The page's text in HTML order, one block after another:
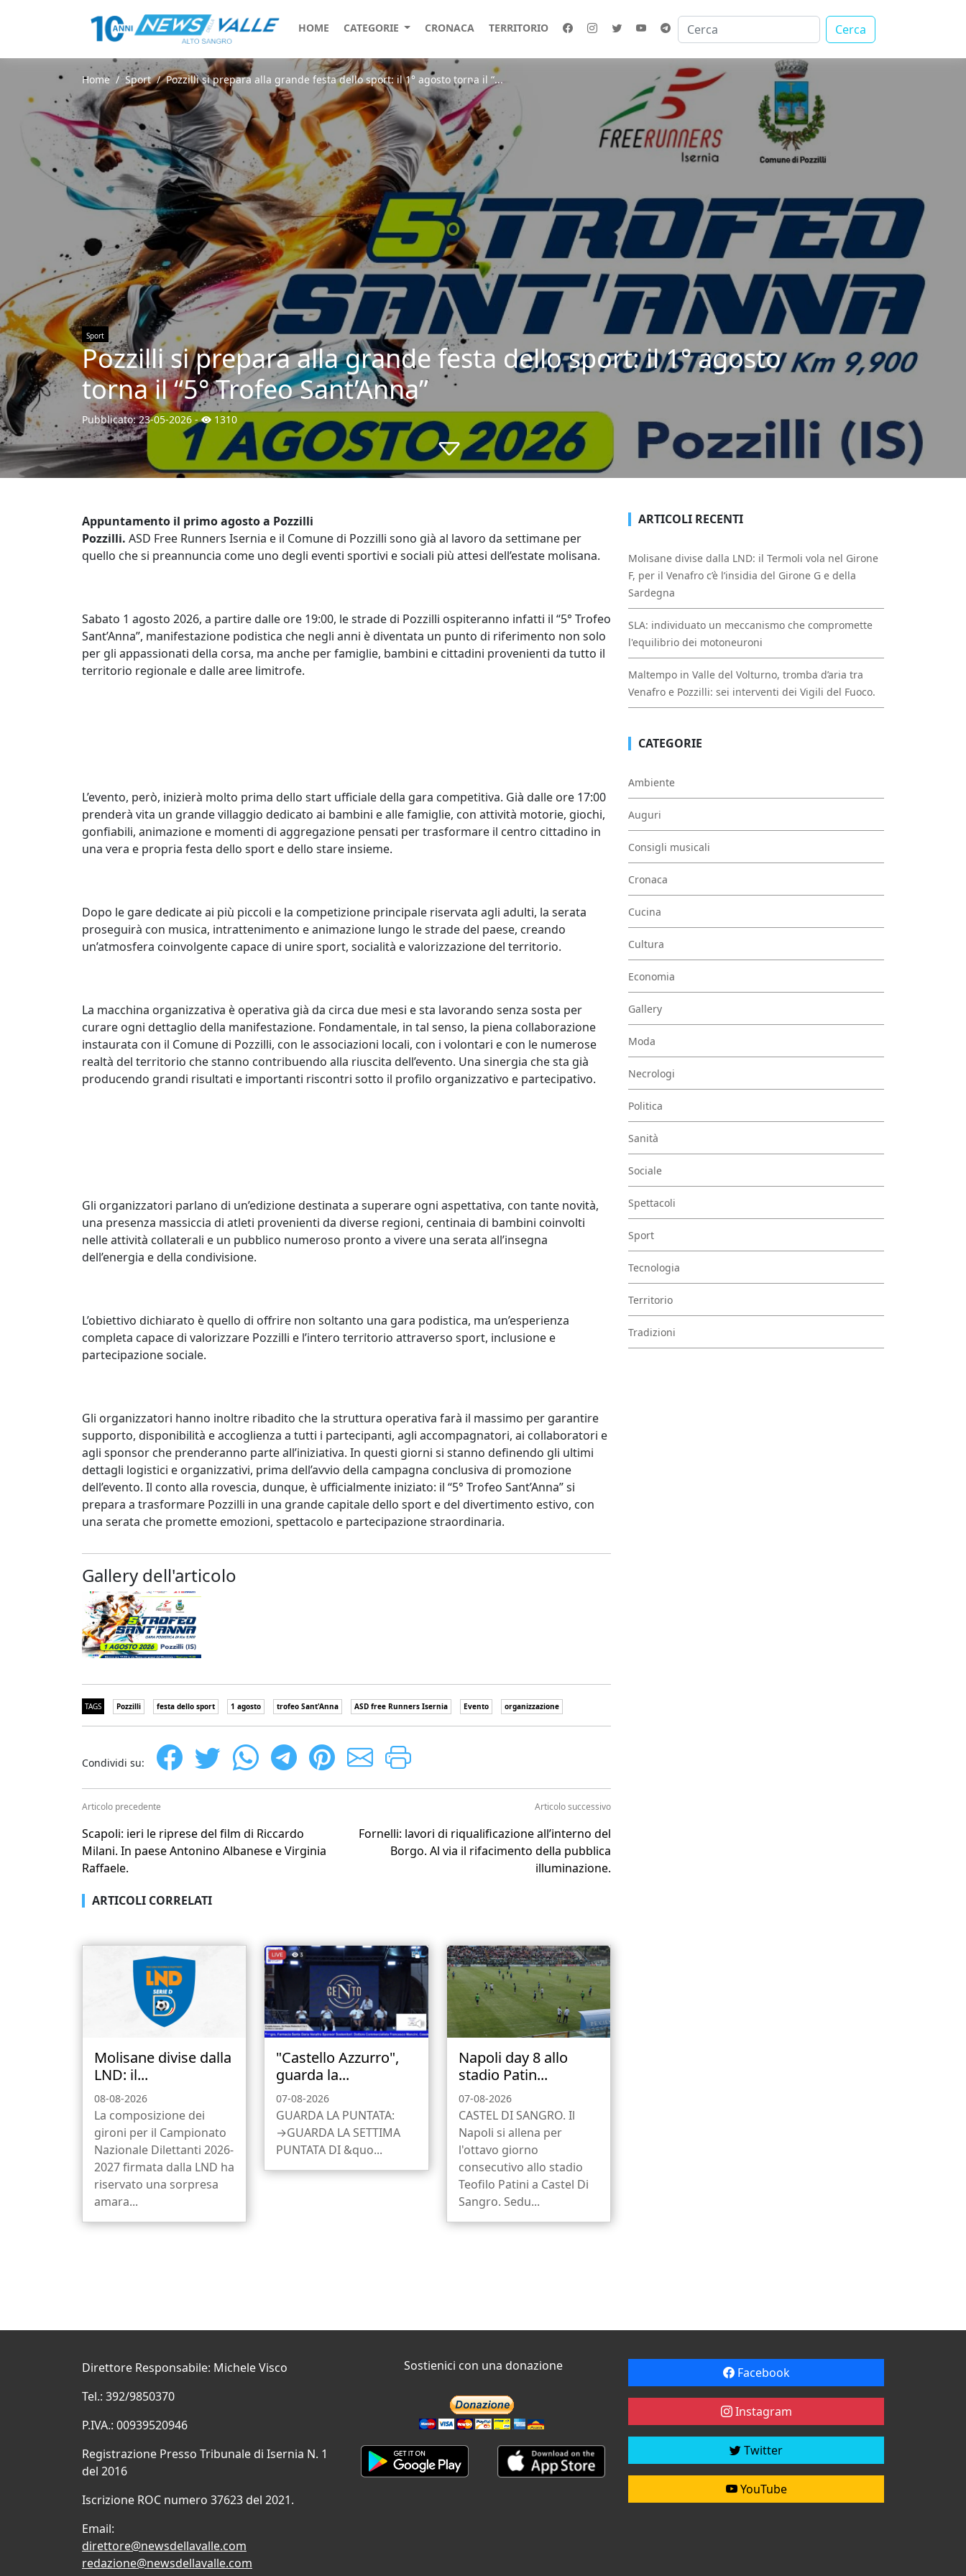
HOME CATEGORIE CRONACA TERRITORIO Cerca
Home Sport Pozzilli si prepara alla grande festa dello sport: il 1° agosto torna il “...
Sport
Pozzilli si prepara alla grande festa dello sport: il 1° agosto
torna il “5° Trofeo Sant’Anna”
Pubblicato:23-05-2026 - 1310
Appuntamento il primo agosto a Pozzilli
Pozzilli. ASD Free Runners Isernia e il Comune di Pozzilli sono già al lavoro da settimane per
quello che si preannuncia come uno degli eventi sportivi e sociali più attesi dell’estate molisana.
Sabato 1 agosto 2026, a partire dalle ore 19:00, le strade di Pozzilli ospiteranno infatti il “5° Trofeo
Sant’Anna”, manifestazione podistica che negli anni è diventata un punto di riferimento non solo
per gli appassionati della corsa, ma anche per famiglie, bambini e cittadini provenienti da tutto il
territorio regionale e dalle aree limitrofe.
L’evento, però, inizierà molto prima dello start ufficiale della gara competitiva. Già dalle ore 17:00
prenderà vita un grande villaggio dedicato ai bambini e alle famiglie, con attività motorie, giochi,
gonfiabili, animazione e momenti di aggregazione pensati per trasformare il centro cittadino in
una vera e propria festa dello sport e dello stare insieme.
Dopo le gare dedicate ai più piccoli e la competizione principale riservata agli adulti, la serata
proseguirà con musica, intrattenimento e animazione lungo le strade del paese, creando
un’atmosfera coinvolgente capace di unire sport, socialità e valorizzazione del territorio.
La macchina organizzativa è operativa già da circa due mesi e sta lavorando senza sosta per
curare ogni dettaglio della manifestazione. Fondamentale, in tal senso, la piena collaborazione
instaurata con il Comune di Pozzilli, con le associazioni locali, con i volontari e con le numerose
realtà del territorio che stanno contribuendo alla riuscita dell’evento. Una sinergia che sta già
producendo grandi risultati e importanti riscontri sotto il profilo organizzativo e partecipativo.
Gli organizzatori parlano di un’edizione destinata a superare ogni aspettativa, con tante novità,
una presenza massiccia di atleti provenienti da diverse regioni, centinaia di bambini coinvolti
nelle attività collaterali e un pubblico numeroso pronto a vivere una serata all’insegna
dell’energia e della condivisione.
L’obiettivo dichiarato è quello di offrire non soltanto una gara podistica, ma un’esperienza
completa capace di valorizzare Pozzilli e l’intero territorio attraverso sport, inclusione e
partecipazione sociale.
Gli organizzatori hanno inoltre ribadito che la struttura operativa farà il massimo per garantire
supporto, disponibilità e accoglienza a tutti i partecipanti, agli accompagnatori, ai collaboratori e
agli sponsor che prenderanno parte all’iniziativa. In questi giorni si stanno definendo gli ultimi
dettagli logistici e organizzativi, prima dell’avvio della campagna conclusiva di promozione
dell’evento. Il conto alla rovescia, dunque, è ufficialmente iniziato: il “5° Trofeo Sant’Anna” si
prepara a trasformare Pozzilli in una grande capitale dello sport e del divertimento estivo, con
una serata che promette emozioni, spettacolo e partecipazione straordinaria.
Gallery dell'articolo
TAGS Pozzilli festa dello sport 1 agosto trofeo Sant'Anna ASD free Runners Isernia Evento organizzazione
Condividi su:
Articolo precedente
Scapoli: ieri le riprese del film di Riccardo
Milani. In paese Antonino Albanese e Virginia
Raffaele.
Articolo successivo
Fornelli: lavori di riqualificazione all’interno del
Borgo. Al via il rifacimento della pubblica
illuminazione.
ARTICOLI CORRELATI
Molisane divise dalla
LND: il...
08-08-2026
La composizione dei
gironi per il Campionato
Nazionale Dilettanti 2026-
2027 firmata dalla LND ha
riservato una sorpresa
amara...
"Castello Azzurro",
guarda la...
07-08-2026
GUARDA LA PUNTATA:
→GUARDA LA SETTIMA
PUNTATA DI &quo...
Napoli day 8 allo
stadio Patin...
07-08-2026
CASTEL DI SANGRO. Il
Napoli si allena per
l'ottavo giorno
consecutivo allo stadio
Teofilo Patini a Castel Di
Sangro. Sedu...
ARTICOLI RECENTI
Molisane divise dalla LND: il Termoli vola nel Girone
F, per il Venafro c’è l’insidia del Girone G e della
Sardegna
SLA: individuato un meccanismo che compromette
l'equilibrio dei motoneuroni
Maltempo in Valle del Volturno, tromba d’aria tra
Venafro e Pozzilli: sei interventi dei Vigili del Fuoco.
CATEGORIE
Ambiente
Auguri
Consigli musicali
Cronaca
Cucina
Cultura
Economia
Gallery
Moda
Necrologi
Politica
Sanità
Sociale
Spettacoli
Sport
Tecnologia
Territorio
Tradizioni
Direttore Responsabile: Michele Visco
Tel.: 392/9850370
P.IVA.: 00939520946
Registrazione Presso Tribunale di Isernia N. 1
del 2016
Iscrizione ROC numero 37623 del 2021.
Email:
direttore@newsdellavalle.com
redazione@newsdellavalle.com
Sostienici con una donazione Facebook
Instagram
Twitter
YouTube